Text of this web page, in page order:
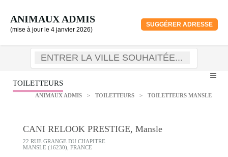
ANIMAUX ADMIS
(mise à jour le 4 janvier 2026)
SUGGÉRER ADRESSE
TOILETTEURS
ANIMAUX ADMIS > TOILETTEURS > TOILETTEURS MANSLE
CANI RELOOK PRESTIGE, Mansle
22 RUE GRANGE DU CHAPITRE
MANSLE (16230), FRANCE